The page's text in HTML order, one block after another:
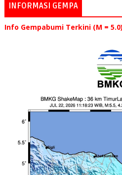
INFORMASI GEMPA
Info Gempabumi Terkini (M = 5.0)